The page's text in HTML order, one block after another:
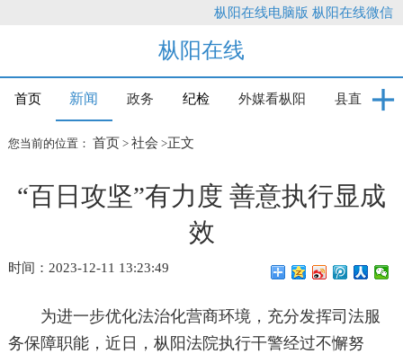
枞阳在线电脑版 枞阳在线微信
枞阳在线
首页 新闻 政务 纪检 外媒看枞阳 县直
您当前的位置： 首页 > 社会 >正文
“百日攻坚”有力度 善意执行显成
效
时间：2023-12-11 13:23:49
为进一步优化法治化营商环境，充分发挥司法服
务保障职能，近日，枞阳法院执行干警经过不懈努